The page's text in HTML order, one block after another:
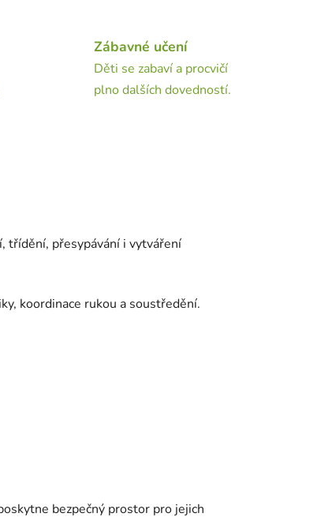
Zábavné učení
Děti se zabaví a procvičí
plno dalších dovedností.
třídění, přesypávání i vytváření
koordinace rukou a soustředění.
bezpečný prostor pro jejich